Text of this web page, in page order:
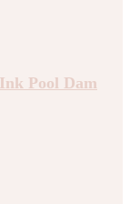
Pool Dam